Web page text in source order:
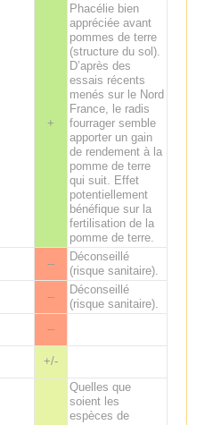
+
Phacélie bien
appréciée avant
pommes de terre
(structure du sol).
D’après des
essais récents
menés sur le Nord
France, le radis
fourrager semble
apporter un gain
de rendement à la
pomme de terre
qui suit. Effet
potentiellement
bénéfique sur la
fertilisation de la
pomme de terre.
--
Déconseillé
(risque sanitaire).
--
Déconseillé
(risque sanitaire).
--
+/-
Quelles que
soient les
espèces de